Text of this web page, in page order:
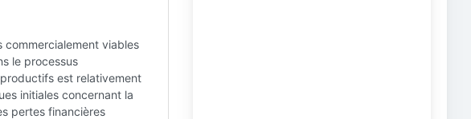
viables
le processus
est relativement
initiales concernant la
pertes financières